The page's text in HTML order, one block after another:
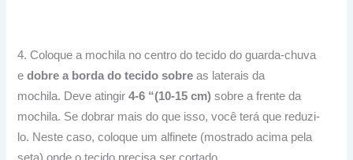
4. Coloque a mochila no centro do tecido do guarda-chuva
edobre a borda do tecido sobre as laterais da
mochila. Deve atingir4-6 “(10-15 cm) sobre a frente da
mochila. Se dobrar mais do que isso, você terá que reduzi-
lo. Neste caso, coloque um alfinete (mostrado acima pela